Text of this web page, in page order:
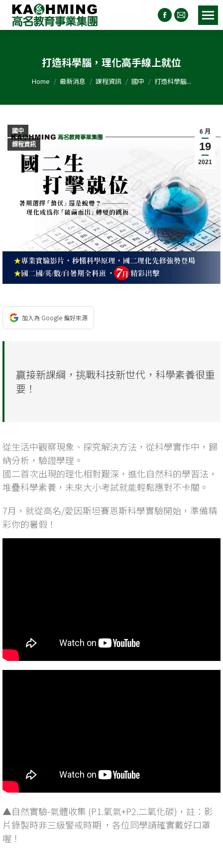
打造科學腦，理化高手線上就位
You are here:
Home 最新消息 課程資訊 國中 打造科學腦...
6 月
19
2021
國中
課程資訊
加入為 Google 偏好來源
贏接新課綱，挑戰科技新世代，科學素養很重
要！
從生活中觀察現象、探究解決方法，從科學實作中，歸
納分析，驗證學理。
國二首次出現的理化相對艱深，進化自然科的學習法，
堆疊科學素養，未來大小考試就能輕鬆應對不卡關。
7月，就從高名/愛因斯坦賽恩斯科學實驗開始，準備精
彩你的暑假！
▲自然實驗-氣體收集 (P1.氧氣+P2.二氧化碳)，註：影
片錄製時非三級警戒時期 ，各位同學請確實戴好口罩
喔！